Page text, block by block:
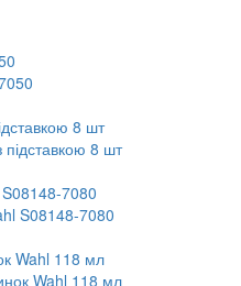
8 шт
7080
Wahl 118 мл